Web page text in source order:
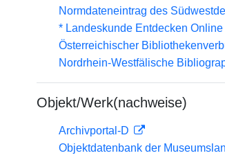
Normdateneintrag des
* Landeskunde Entdecken
Österreichischer
Nordrhein-Westfälische
Objekt/Werk(nachweise)
Archivportal-D
Objektdatenbank der